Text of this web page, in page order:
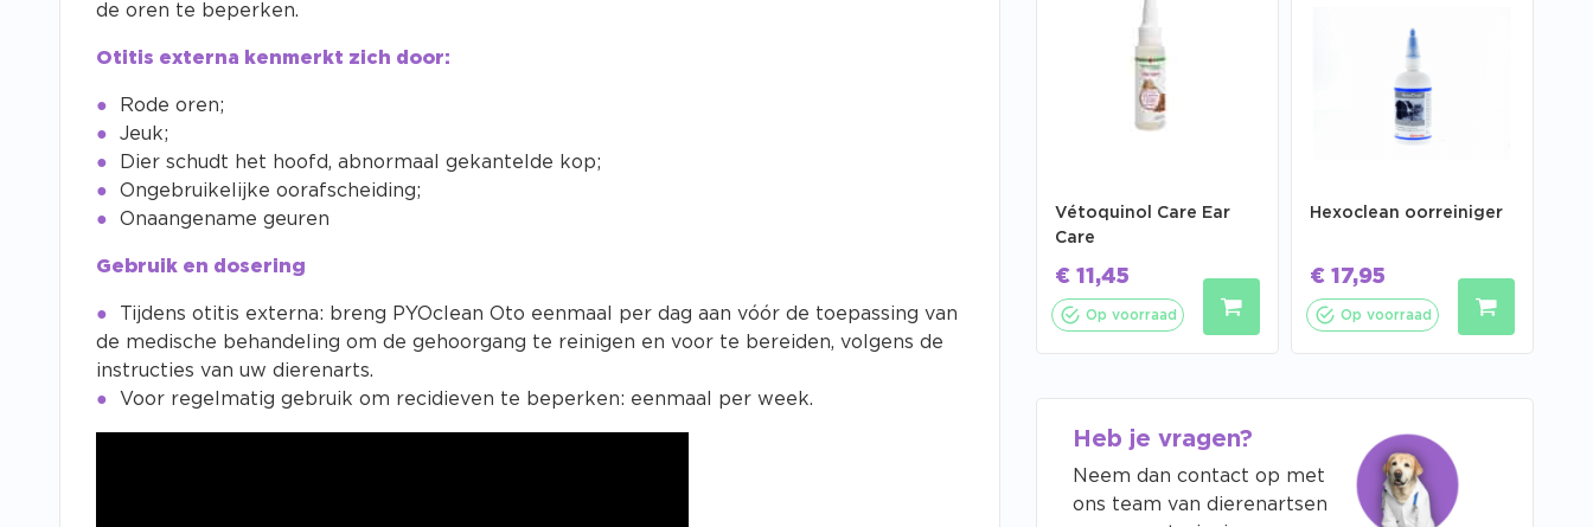
de oren te beperken.
Otitis externa kenmerkt zich door:
Rode oren;
Jeuk;
Dier schudt het hoofd, abnormaal gekantelde kop;
Ongebruikelijke oorafscheiding;
Onaangename geuren
Gebruik en dosering
Tijdens otitis externa: breng PYOclean Oto eenmaal per dag aan vóór de toepassing van
de medische behandeling om de gehoorgang te reinigen en voor te bereiden, volgens de
instructies van uw dierenarts.
Voor regelmatig gebruik om recidieven te beperken: eenmaal per week.
Vétoquinol Care Ear
Care
€ 11,45
Op voorraad
Hexoclean oorreiniger
€ 17,95
Op voorraad
Heb je vragen?
Neem dan contact op met
ons team van dierenartsen